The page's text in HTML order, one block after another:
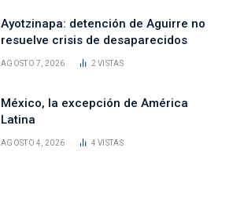
Ayotzinapa: detención de Aguirre no
resuelve crisis de desaparecidos
AGOSTO 7, 2026 2VISTAS
México, la excepción de América
Latina
AGOSTO 4, 2026 4VISTAS